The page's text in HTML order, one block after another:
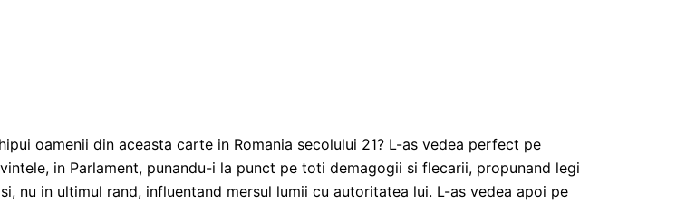
oamenii din aceasta carte in Romania secolului 21? L-as vedea perfect pe
in Parlament, punandu-i la punct pe toti demagogii si flecarii, propunand legi
nu in ultimul rand, influentand mersul lumii cu autoritatea lui. L-as vedea apoi pe